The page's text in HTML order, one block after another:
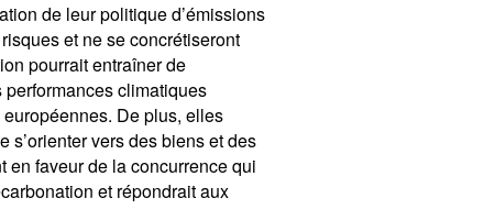
de leur politique d’émissions
et ne se concrétiseront
pourrait entraîner de
climatiques
De plus, elles
vers des biens et des
en faveur de la concurrence qui
et répondrait aux